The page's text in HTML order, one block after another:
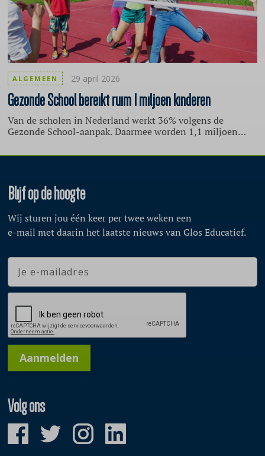
GezondeSchool bereikt ruim 1 miljoen kinderen
Van de scholen in Nederland werkt 36% volgens de
Gezonde School-aanpak. Daarmee worden 1,1 miljoen
School 2025.
ALGEMEEN 29 april 2026
Blijf op de hoogte
Wij sturen jou één keer per twee weken een
e-mail met daarin het laatste nieuws van Glos Educatief.
Aanmelden
Volg ons